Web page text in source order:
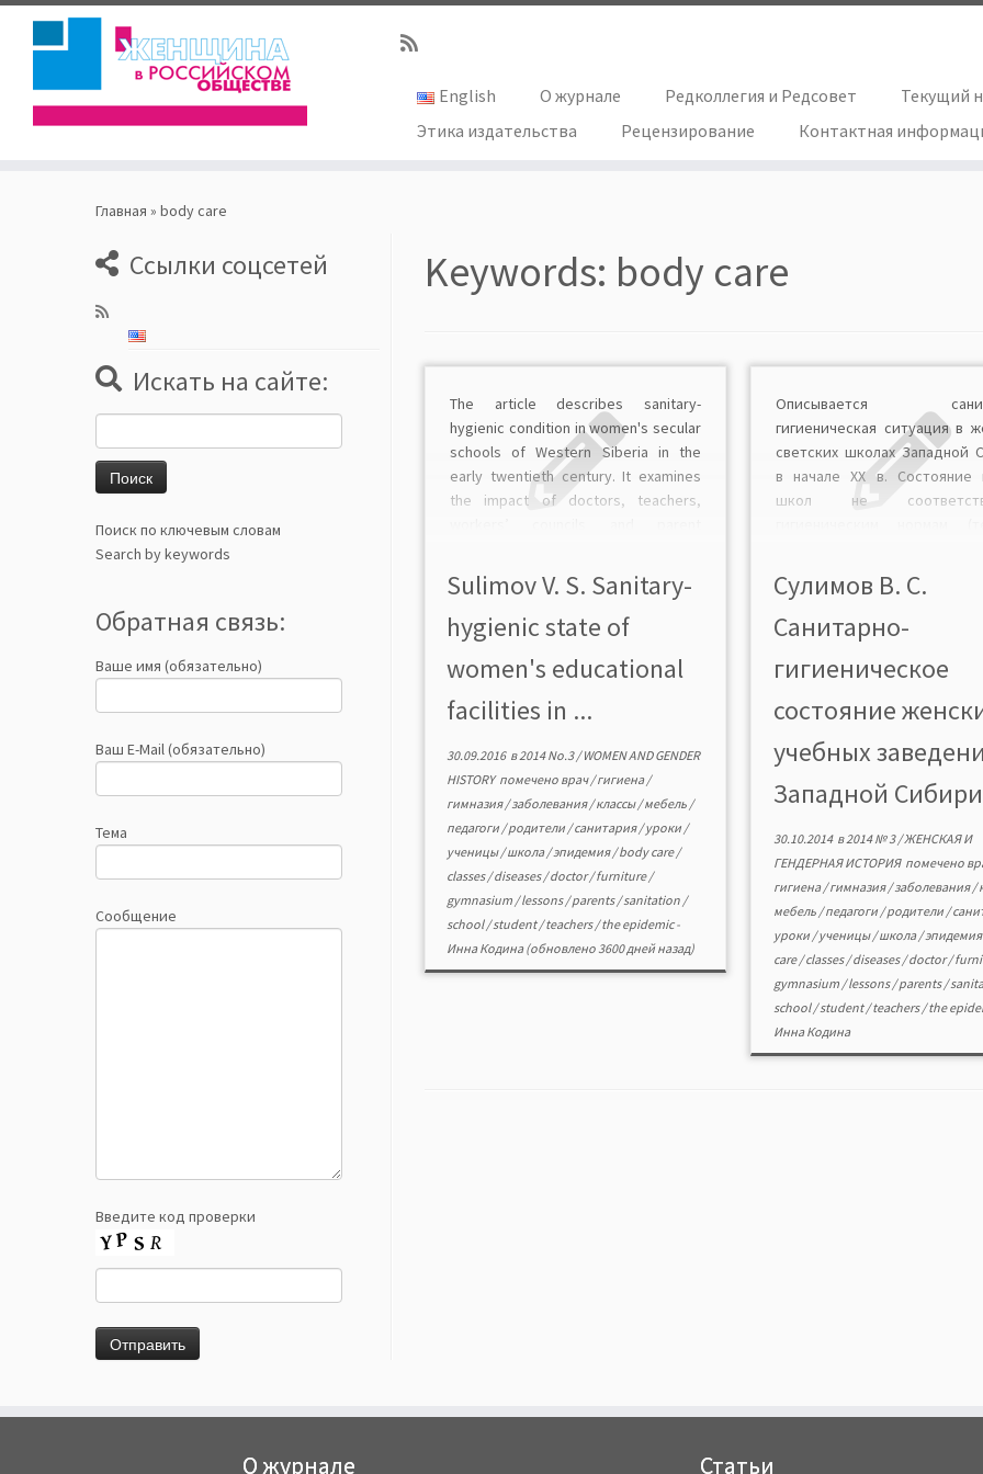
English О журнале Редколлегия и Редсовет Текущий
Этика издательства
Рецензирование Контактная
Главная » body care
Ссылки соцсетей
Искать на сайте:
Поиск по ключевым словам
Search by keywords
Обратная связь:
Ваше имя (обязательно)
Ваш E-Mail (обязательно)
Тема
Сообщение
Введите код проверки
Keywords: body care
The article describes sanitary-
hygienic condition in women's secular
schools of Western Siberia in the
early twentieth century. It examines
the impact of doctors, teachers,
and hygienic norms was an urgent
task as in educational institutions of
the region frequent epidemics took
place. […]
Sulimov V. S. Sanitary-
hygienic state of
women's educational
facilities in ...
30.09.2016в2014 No.3/WOMEN AND GENDER
HISTORY помечено врач/гигиена/
гимназия/заболевания/классы/мебель /
педагоги /родители /санитария/уроки /
ученицы/школа/эпидемия/body care/
classes/diseases/doctor/furniture/
gymnasium /lessons/parents/sanitation /
school/student/teachers/the epidemic-
Инна Кодина(обновлено 3600 дней назад)
Описывается
гигиеническая ситуация в
светских школах Западной
в начале ХХ в. Состояние
школ не
температурного режима,
канализации и др.), что
к возникновению
Рассматривается вклад
педагогов, попечительских
Первой мировой войны, в
Сулимов В. С.
Санитарно-
гигиеническое
состояние
учебных
Западной
30.10.2014в2014 № 3/ЖЕНСКАЯ И
ГЕНДЕРНАЯ ИСТОРИЯ помечено
гигиена/гимназия/заболевания/
мебель /педагоги /родители /
уроки /ученицы/школа/эпидемия
care/classes/diseases/doctor/
gymnasium /lessons/parents/
school/student/teachers/the
Инна Кодина
О журнале Статьи